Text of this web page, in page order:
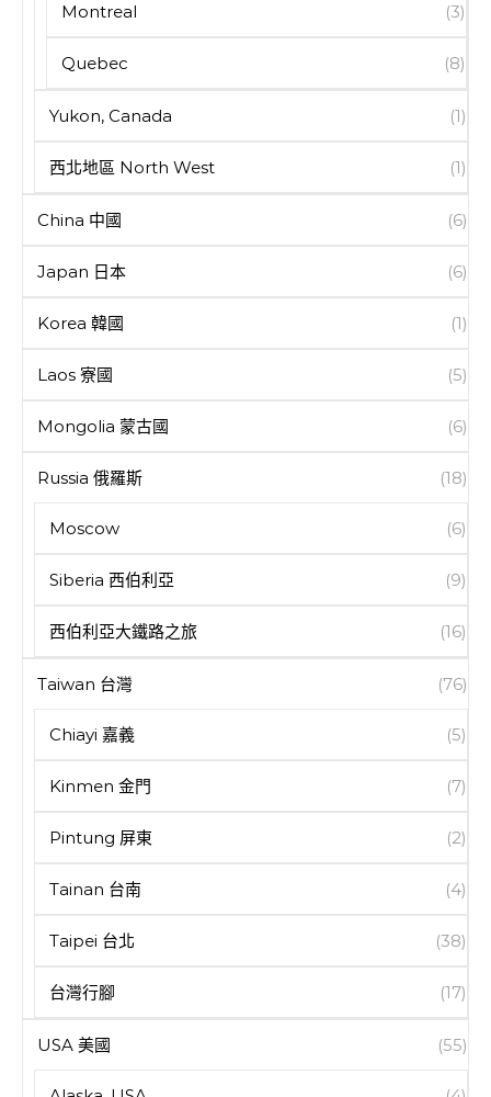
Montreal (3)
Quebec (8)
Yukon, Canada (1)
西北地區 North West (1)
China 中國 (6)
Japan 日本 (6)
Korea 韓國 (1)
Laos 寮國 (5)
Mongolia 蒙古國 (6)
Russia 俄羅斯 (18)
Moscow (6)
Siberia 西伯利亞 (9)
西伯利亞大鐵路之旅 (16)
Taiwan 台灣 (76)
Chiayi 嘉義 (5)
Kinmen 金門 (7)
Pintung 屏東 (2)
Tainan 台南 (4)
Taipei 台北 (38)
台灣行腳 (17)
USA 美國 (55)